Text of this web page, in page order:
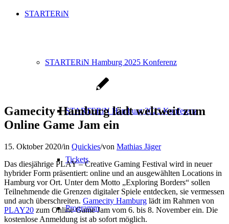
STARTERiN
STARTERiN Hamburg 2025 Konferenz
STARTERiN Hamburg 2025 Konferenz
Tickets
Programm
Gamecity Hamburg lädt weltweit zum
Online Game Jam ein
15. Oktober 2020/in Quickies/von Mathias Jäger
Das diesjährige PLAY – Creative Gaming Festival wird in neuer
hybrider Form präsentiert: online und an ausgewählten Locations in
Hamburg vor Ort. Unter dem Motto „Exploring Borders“ sollen
Teilnehmende die Grenzen digitaler Spiele entdecken, sie vermessen
und auch überschreiten. Gamecity Hamburg lädt im Rahmen von
PLAY20 zum Online Game Jam vom 6. bis 8. November ein. Die
kostenlose Anmeldung ist ab sofort möglich.